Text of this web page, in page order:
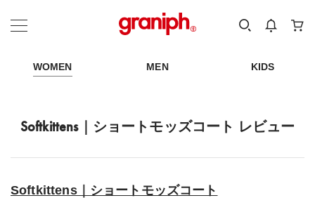
カテゴリーから探す
WOMEN MEN KIDS
Softkittens｜ショートモッズコート レビュー
Softkittens｜ショートモッズコート